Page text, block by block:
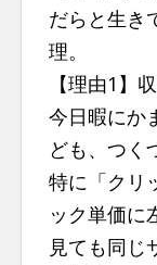
だらと生き
理。
【理由1】
今日暇にか
ども、つく
特に「クリ
ック単価に
見ても同じ